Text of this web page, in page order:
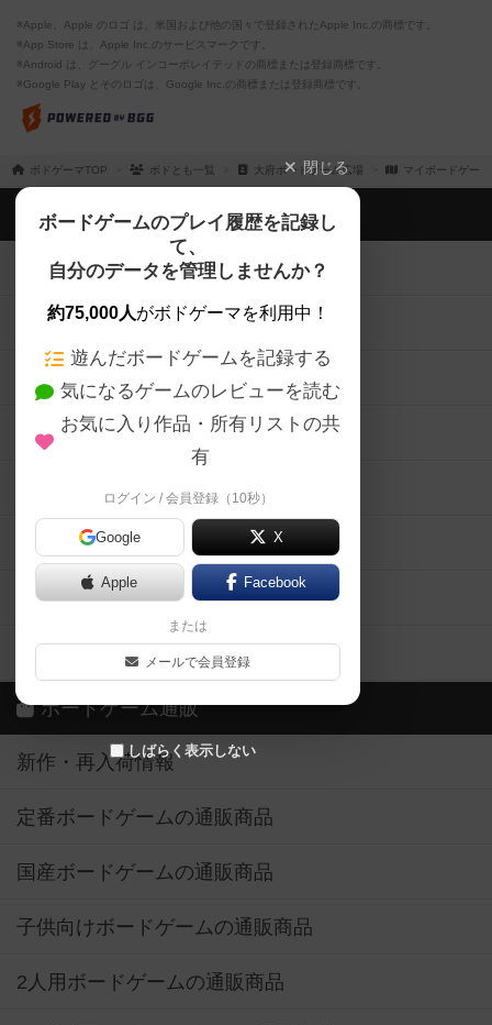
※Apple、Apple のロゴ は、米国および他の国々で登録されたApple Inc.の商標です。
※App Store は、Apple Inc.のサービスマークです。
※Android は、グーグル インコーポレイテッドの商標または登録商標です。
※Google Play とそのロゴは、Google Inc.の商標または登録商標です。
ボドゲーマTOP ボドとも一覧 大府ボードゲーム広場 マイボードゲーム
閉じる
ボードゲームのプレイ履歴を記録し
て、
自分のデータを管理しませんか？
約75,000人がボドゲーマを利用中！
遊んだボードゲームを記録する
気になるゲームのレビューを読む
お気に入り作品・所有リストの共
有
ログイン / 会員登録（10秒）
Google X
Apple Facebook
または
メールで会員登録
しばらく表示しない
ボドゲーマTOP
ボードゲームを検索する
ボードゲームの新着レビュー
ボードゲーム会情報
メカニクス特集
掲示板・トピックス
ボドとも・会員一覧
ボードゲーム業界コラム
ボドゲーマご利用案内
ボードゲーム通販
新作・再入荷情報
定番ボードゲームの通販商品
国産ボードゲームの通販商品
子供向けボードゲームの通販商品
2人用ボードゲームの通販商品